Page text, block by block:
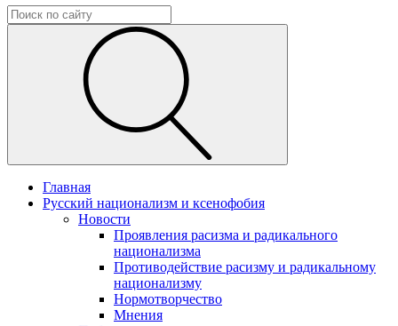
Главная
Русский национализм и ксенофобия
Новости
Проявления расизма и радикального
национализма
Противодействие расизму и радикальному
национализму
Нормотворчество
Мнения